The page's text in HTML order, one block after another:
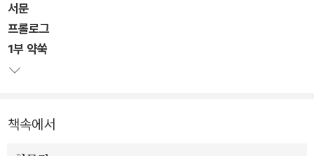
플로히는 최근에 개방된 문서고 자료를 이용해 치밀하게 진행한
연구를 바탕으로 체르노빌 원전 사고를 생생하게 재현하는 동시
에 사고의 근본 원인이 소련의 허술한 관리 체계와 과학기술에 대
한 맹신과 오만에 있다는 것을 보여준다. 또한 페레스트로이카 개
계를 잘 보여준다. 원전 소장 브류하노프, 소방대원들, 사고대책
위원회의 레가소프 같은 주요 인물들이 겪은 인간적 고뇌와 이들
서문
프롤로그
1부 약쑥
책속에서